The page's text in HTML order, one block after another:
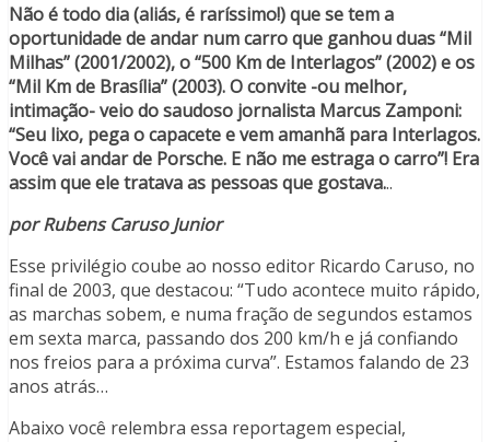
Não é todo dia (aliás, é raríssimo!) que se tem a
oportunidade de andar num carro que ganhou duas “Mil
Milhas” (2001/2002), o “500 Km de Interlagos” (2002) e os
“Mil Km de Brasília” (2003). O convite -ou melhor,
intimação- veio do saudoso jornalista Marcus Zamponi:
“Seu lixo, pega o capacete e vem amanhã para Interlagos.
Você vai andar de Porsche. E não me estraga o carro”! Era
assim que ele tratava as pessoas que gostava...
por Rubens Caruso Junior
Esse privilégio coube ao nosso editor Ricardo Caruso, no
final de 2003, que destacou: “Tudo acontece muito rápido,
as marchas sobem, e numa fração de segundos estamos
em sexta marca, passando dos 200 km/h e já confiando
nos freios para a próxima curva”. Estamos falando de 23
anos atrás…
Abaixo você relembra essa reportagem especial,